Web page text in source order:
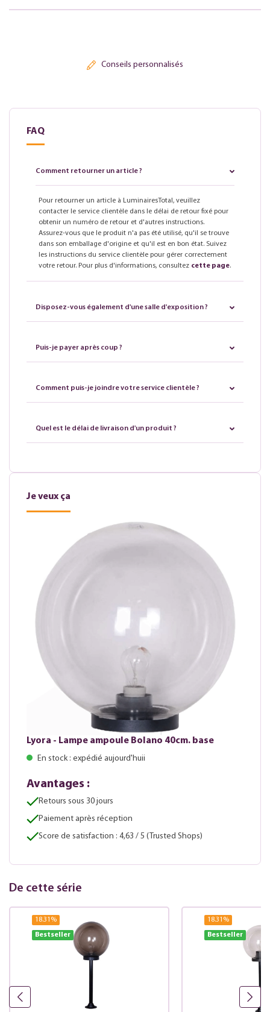
Conseils personnalisés
FAQ
Comment retourner un article ?
Pour retourner un article à LuminairesTotal, veuillez
contacter le service clientèle dans le délai de retour fixé pour
obtenir un numéro de retour et d'autres instructions.
Assurez-vous que le produit n'a pas été utilisé, qu'il se trouve
dans son emballage d'origine et qu'il est en bon état. Suivez
les instructions du service clientèle pour gérer correctement
votre retour. Pour plus d'informations, consultez cette page.
Disposez-vous également d'une salle d'exposition ?
Puis-je payer après coup ?
Comment puis-je joindre votre service clientèle ?
Quel est le délai de livraison d'un produit ?
Je veux ça
Lyora - Lampe ampoule Bolano 40cm. base
En stock : expédié aujourd'huii
Avantages :
Retours sous 30 jours
Paiement après réception
Score de satisfaction : 4,63 / 5 (Trusted Shops)
De cette série
18.31 %
Bestseller
18.31 %
Bestseller